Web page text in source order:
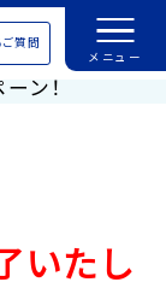
質問
いたし